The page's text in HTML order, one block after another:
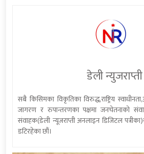
डेली न्युजराप्ती
सबै किसिमका विकृतिका विरुद्ध,राष्ट्रिय
जागरण र रुपान्तरणका पक्षमा जनचेतनाको
संवाहक(डेली न्यूजराप्ती अनलाइन डिजिटल
डटिरहेका छौं।